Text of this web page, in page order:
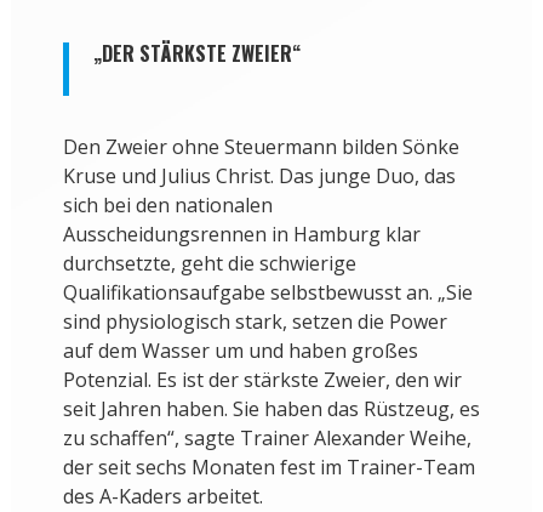
„DER STÄRKSTE ZWEIER“
Den Zweier ohne Steuermann bilden Sönke
Kruse und Julius Christ. Das junge Duo, das
sich bei den nationalen
Ausscheidungsrennen in Hamburg klar
durchsetzte, geht die schwierige
Qualifikationsaufgabe selbstbewusst an. „Sie
sind physiologisch stark, setzen die Power
auf dem Wasser um und haben großes
Potenzial. Es ist der stärkste Zweier, den wir
seit Jahren haben. Sie haben das Rüstzeug, es
zu schaffen“, sagte Trainer Alexander Weihe,
der seit sechs Monaten fest im Trainer-Team
des A-Kaders arbeitet.